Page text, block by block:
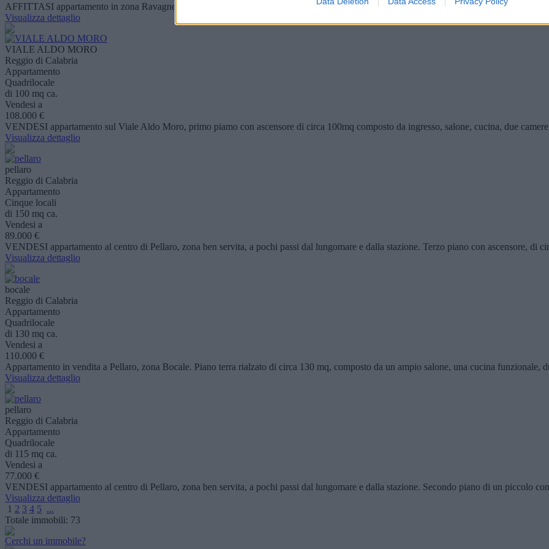
AFFITTASI appartamento in zona Ravagnese, zona ben servita, a pochi metri dall'aeroporto e dagli svincoli autostradali. Piano Terra di circa..
Visualizza dettaglio
VIALE ALDO MORO
Reggio di Calabria
Appartamento
Quadrilocale
di 100 mq ca.
Vendesi a
108.000 €
VENDESI appartamento sul Viale Aldo Moro, primo piamo con ascensore di circa 100mq composto da ingresso, salone, cucina, due
Visualizza dettaglio
pellaro
Reggio di Calabria
Appartamento
Cinque locali
di 150 mq ca.
Vendesi a
89.000 €
VENDESI appartamento al centro di Pellaro, zona ben servita, a pochi passi dal lungomare e dalla stazione. Terzo piano con ascensore, di
Visualizza dettaglio
bocale
Reggio di Calabria
Appartamento
Quadrilocale
di 130 mq ca.
Vendesi a
110.000 €
Appartamento in vendita a Pellaro, zona Bocale. Piano terra rialzato di circa 130 mq, composto da un ampio salone, una cucina funzionale,
Visualizza dettaglio
pellaro
Reggio di Calabria
Appartamento
Quadrilocale
di 115 mq ca.
Vendesi a
77.000 €
VENDESI appartamento al centro di Pellaro, zona ben servita, a pochi passi dal lungomare e dalla stazione. Secondo piano di un piccolo
Visualizza dettaglio
1 2 3 4 5 ...
Totale immobili: 73
Cerchi un immobile?